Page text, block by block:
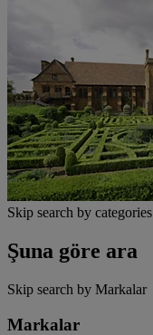
Skip search by categories
Şuna göre ara
Skip search by Markalar
Markalar